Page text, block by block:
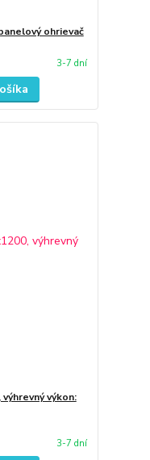
ohrievač
3-7 dní
výhrevný výkon:
3-7 dní